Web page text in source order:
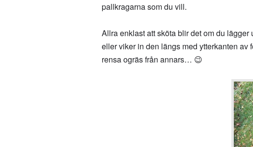
pallkragarna som du vill.
Allra enklast att sköta blir det om du
eller viker in den längs med ytterkanten
rensa ogräs från annars… 😉